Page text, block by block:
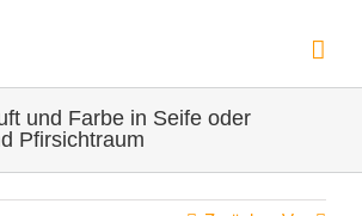
und Farbe in Seife oder
Pfirsichtraum